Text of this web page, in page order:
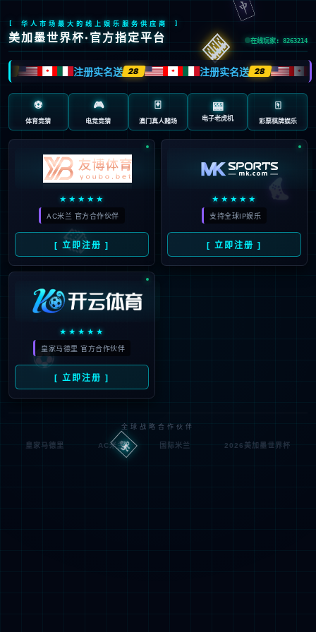
返回首页 返回上一页